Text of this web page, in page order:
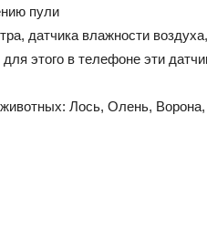
пули
датчика влажности
этого в телефоне эти
Лось, Олень,